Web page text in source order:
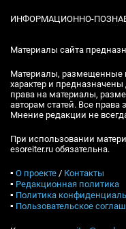
ИНФОРМАЦИОННО-
Материалы сайта
Материалы, размещенные
характер и
права на материалы,
авторам статей. Все
Мнение редакции не
При использовании
esoreiter.ru обязательна.
▪ О проекте / Контакты
▪ Редакционная политика
▪ Политика
▪ Пользовательское